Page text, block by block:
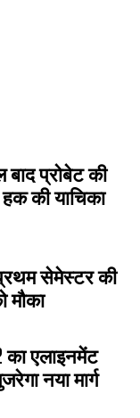
बाद प्रोबेट की
की याचिका
सेमेस्टर की
मौका
का एलाइनमेंट
नया मार्ग